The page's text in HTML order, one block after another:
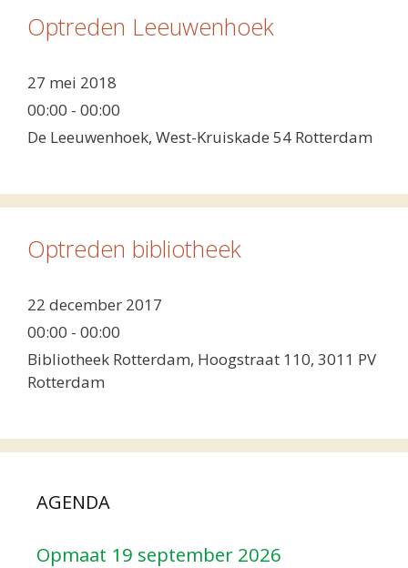
Optreden Leeuwenhoek
27 mei 2018
00:00 - 00:00
De Leeuwenhoek, West-Kruiskade 54 Rotterdam
Optreden bibliotheek
22 december 2017
00:00 - 00:00
Bibliotheek Rotterdam, Hoogstraat 110, 3011 PV
Rotterdam
AGENDA
Opmaat 19 september 2026